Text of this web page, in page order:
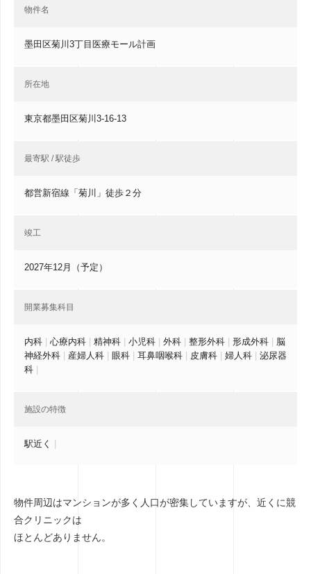
物件名
墨田区菊川3丁目医療モール計画
所在地
東京都墨田区菊川3-16-13
最寄駅 / 駅徒歩
都営新宿線「菊川」徒歩２分
竣工
2027年12月（予定）
開業募集科目
内科 | 心療内科 | 精神科 | 小児科 | 外科 | 整形外科 | 形成外科 | 脳
神経外科 | 産婦人科 | 眼科 | 耳鼻咽喉科 | 皮膚科 | 婦人科 | 泌尿器
科 |
施設の特徴
駅近く |
物件周辺はマンションが多く人口が密集していますが、近くに競
合クリニックは
ほとんどありません。